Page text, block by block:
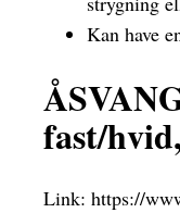
Kan have
fast/
Link: https://